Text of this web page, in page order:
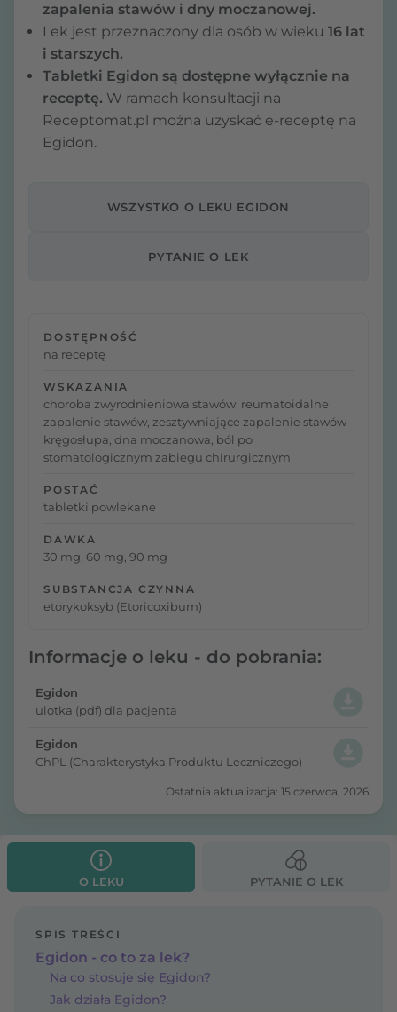
zapalenia stawów i dny moczanowej.
Lek jest przeznaczony dla osób w wieku 16 lat
i starszych.
Tabletki Egidon są dostępne wyłącznie na
receptę. W ramach konsultacji na
Receptomat.pl można uzyskać e-receptę na
Egidon.
WSZYSTKO O LEKU EGIDON
PYTANIE O LEK
DOSTĘPNOŚĆ
na receptę
WSKAZANIA
choroba zwyrodnieniowa stawów, reumatoidalne
zapalenie stawów, zesztywniające zapalenie stawów
kręgosłupa, dna moczanowa, ból po
stomatologicznym zabiegu chirurgicznym
POSTAĆ
tabletki powlekane
DAWKA
30 mg, 60 mg, 90 mg
SUBSTANCJA CZYNNA
etorykoksyb (Etoricoxibum)
Informacje o leku - do pobrania:
Egidon
ulotka (pdf) dla pacjenta
Egidon
ChPL (Charakterystyka Produktu Leczniczego)
Ostatnia aktualizacja: 15 czerwca, 2026
O LEKU PYTANIE O LEK
SPIS TREŚCI
Egidon - co to za lek?
Na co stosuje się Egidon?
Jak działa Egidon?